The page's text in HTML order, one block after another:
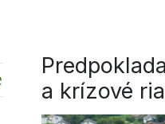
a krízové